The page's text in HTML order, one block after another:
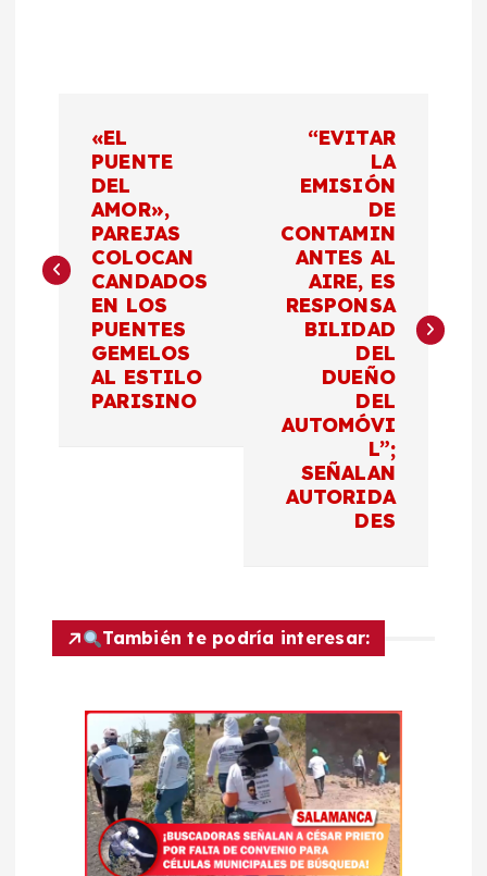
e
d
«EL
PUENTE
DEL
AMOR»,
PAREJAS
COLOCAN
CANDADOS
EN LOS
PUENTES
GEMELOS
AL ESTILO
PARISINO
“EVITAR
LA
EMISIÓN
DE
CONTAMIN
ANTES AL
AIRE, ES
RESPONSA
BILIDAD
DEL
DUEÑO
DEL
AUTOMÓVI
L”;
SEÑALAN
AUTORIDA
DES
También te podría interesar: